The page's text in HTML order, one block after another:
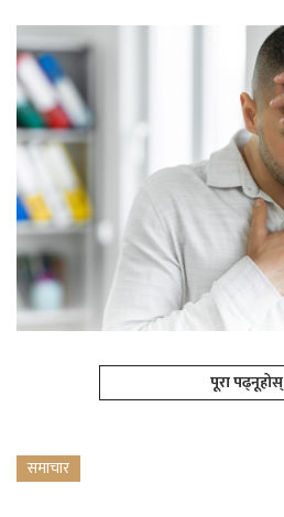
पूरा पढ्नूहोस्
समाचार